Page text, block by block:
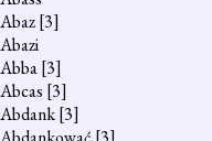
Abaz[3]
Abazi
Abba[3]
Abcas [3]
Abdank[3]